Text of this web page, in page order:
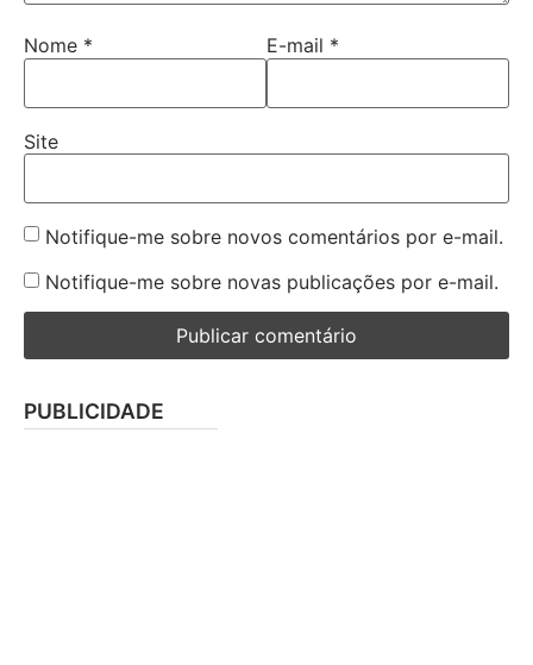
Nome * E-mail *
Site
Notifique-me sobre novos comentários por e-mail.
Notifique-me sobre novas publicações por e-mail.
PUBLICIDADE